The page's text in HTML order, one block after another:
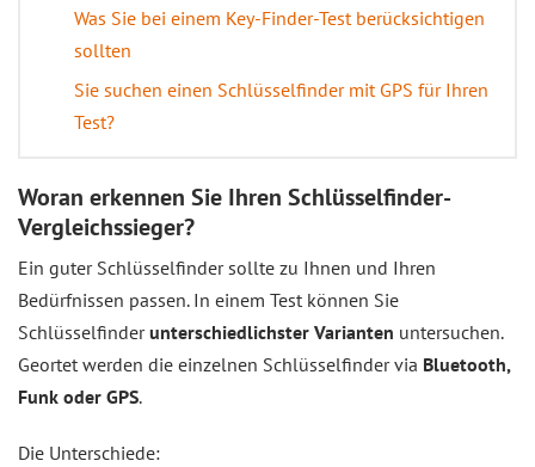
Was Sie bei einem Key-Finder-Test berücksichtigen
sollten
Sie suchen einen Schlüsselfinder mit GPS für Ihren
Test?
Woran erkennen Sie Ihren Schlüsselfinder-
Vergleichssieger?
Ein guter Schlüsselfinder sollte zu Ihnen und Ihren
Bedürfnissen passen. In einem Test können Sie
Schlüsselfinderunterschiedlichster Varianten untersuchen.
Geortet werden die einzelnen Schlüsselfinder via Bluetooth,
Funk oder GPS.
Die Unterschiede: